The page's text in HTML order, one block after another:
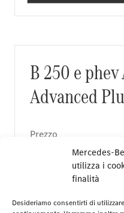
Mercedes-
utilizza i
finalità
Desideriamo consentirti di
B 250 e
Advanced
Prezzo
31.900 €
Garanzia 12 mesi
03/2025